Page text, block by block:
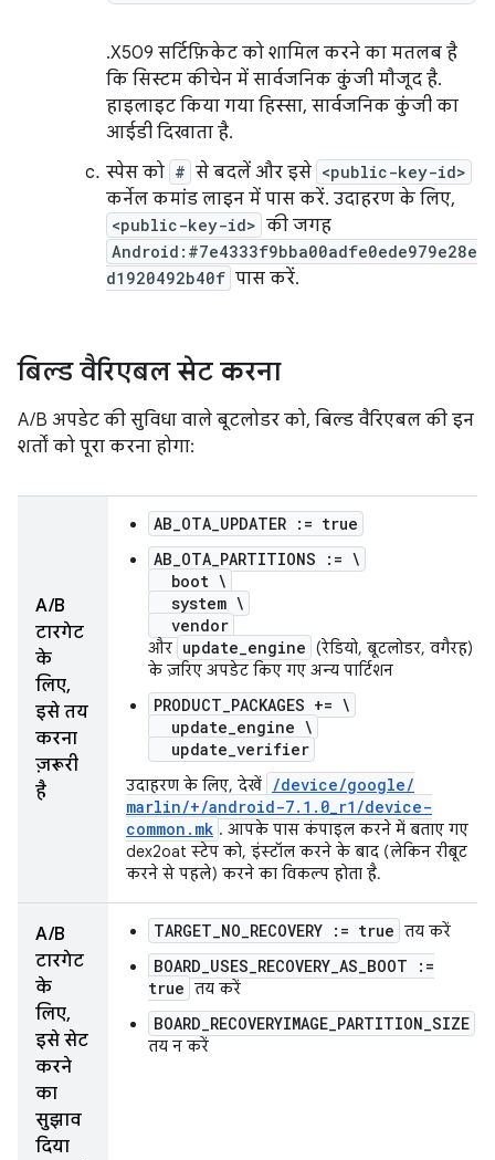
.X509 सर्टिफ़िकेट को शामिल करने का मतलब है
कि सिस्टम कीचेन में सार्वजनिक कुंजी मौजूद है.
हाइलाइट किया गया हिस्सा, सार्वजनिक कुंजी का
आईडी दिखाता है.
स्पेस को # से बदलें और इसे <public-key-id>
कर्नेल कमांड लाइन में पास करें. उदाहरण के लिए,
<public-key-id> की जगह
Android:#7e4333f9bba00adfe0ede979e28e
d1920492b40f पास करें.
बिल्ड वैरिएबल सेट करना
A/B अपडेट की सुविधा वाले बूटलोडर को, बिल्ड वैरिएबल की इन
शर्तों को पूरा करना होगा:
A/B
टारगेट
के
लिए,
इसे तय
करना
ज़रूरी
है
AB_OTA_UPDATER := true
AB_OTA_PARTITIONS := \
boot \
system \
vendor
और update_engine (रेडियो, बूटलोडर, वगैरह)
के ज़रिए अपडेट किए गए अन्य पार्टिशन
PRODUCT_PACKAGES += \
update_engine \
update_verifier
उदाहरण के लिए, देखें /device/google/
marlin/+/android-7. 1 . 0 r1 /device-
common . mk . आपके पास कंपाइल करने में बताए गए
dex2oat स्टेप को, इंस्टॉल करने के बाद (लेकिन रीबूट
करने से पहले) करने का विकल्प होता है.
A/B
टारगेट
के
लिए,
इसे सेट
करने
का
सुझाव
दिया
TARGET_NO_RECOVERY := true तय करें
BOARD_USES_RECOVERY_AS_BOOT :=
true तय करें
BOARD_RECOVERYIMAGE_PARTITION_SIZE
तय न करें